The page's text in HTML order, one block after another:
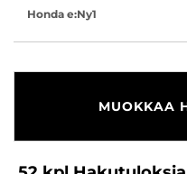
Honda e:Ny1
MUOKKAA